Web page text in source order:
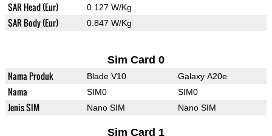
SAR Head (Eur) 0.127 W/Kg
SAR Body (Eur) 0.847 W/Kg
Sim Card 0
Nama Produk Blade V10 Galaxy A20e
Nama SIM0 SIM0
Jenis SIM Nano SIM Nano SIM
Sim Card 1